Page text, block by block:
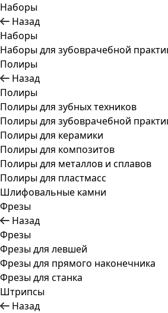
Наборы
Назад
Наборы
Наборы для зубоврачебной
Полиры
Назад
Полиры
Полиры для зубных техников
Полиры для зубоврачебной
Полиры для керамики
Полиры для композитов
Полиры для металлов и сплавов
Полиры для пластмасс
Шлифовальные камни
Фрезы
Назад
Фрезы
Фрезы для левшей
Фрезы для прямого наконечника
Фрезы для станка
Штрипсы
Назад